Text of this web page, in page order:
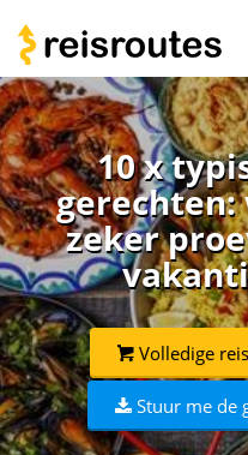
10 x
zeker
Volledige
Stuur me de